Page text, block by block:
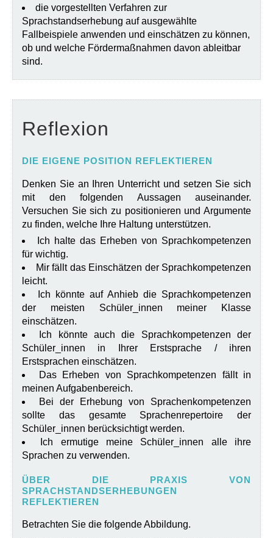
die vorgestellten Verfahren zur
Sprachstandserhebung auf ausgewählte
Fallbeispiele anwenden und einschätzen zu können,
ob und welche Fördermaßnahmen davon ableitbar
sind.
Reflexion
DIE EIGENE POSITION REFLEKTIEREN
Denken Sie an Ihren Unterricht und setzen Sie sich
mit den folgenden Aussagen auseinander.
Versuchen Sie sich zu positionieren und Argumente
zu finden, welche Ihre Haltung unterstützen.
Ich halte das Erheben von Sprachkompetenzen
für wichtig.
Mir fällt das Einschätzen der Sprachkompetenzen
leicht.
Ich könnte auf Anhieb die Sprachkompetenzen
der meisten Schüler_innen meiner Klasse
einschätzen.
Ich könnte auch die Sprachkompetenzen der
Schüler_innen in Ihrer Erstsprache / ihren
Erstsprachen einschätzen.
Das Erheben von Sprachkompetenzen fällt in
meinen Aufgabenbereich.
Bei der Erhebung von Sprachenkompetenzen
sollte das gesamte Sprachenrepertoire der
Schüler_innen berücksichtigt werden.
Ich ermutige meine Schüler_innen alle ihre
Sprachen zu verwenden.
ÜBER DIE PRAXIS VON
SPRACHSTANDSERHEBUNGEN
REFLEKTIEREN
Betrachten Sie die folgende Abbildung.